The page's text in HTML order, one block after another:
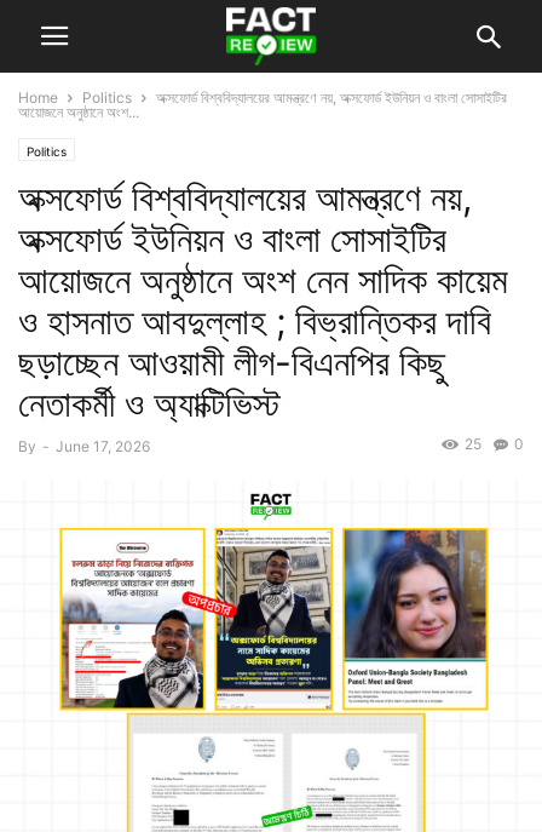
Home Politics
অক্সফোর্ড বিশ্ববিদ্যালয়ের আমন্ত্রণে নয়, অক্সফোর্ড ইউনিয়ন ও বাংলা সোসাইটির
আয়োজনে অনুষ্ঠানে অংশ...
Politics
অক্সফোর্ড বিশ্ববিদ্যালয়ের আমন্ত্রণে নয়,
অক্সফোর্ড ইউনিয়ন ও বাংলা সোসাইটির
আয়োজনে অনুষ্ঠানে অংশ নেন সাদিক কায়েম
ও হাসনাত আবদুল্লাহ ; বিভ্রান্তিকর দাবি
ছড়াচ্ছেন আওয়ামী লীগ-বিএনপির কিছু
নেতাকর্মী ও অ্যাক্টিভিস্ট
By - June 17, 2026 0
25